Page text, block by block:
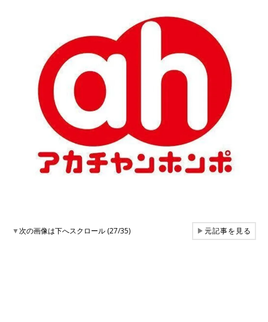
▼次の画像は下へスクロール (27/35) ▶元記事を見る